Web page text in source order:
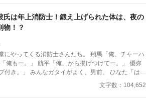
子』と呼んだのだ。 医療従事者と思われるボサボサ
転手の処置をして、月が文句を言う間もなく、救急
た。 最悪の出会いをし、二度と会いた
ンです。 本来の仕事内容
写があると思います。
氏は年上消防士！鍛え上げられた体は、夜の
物！？
てくる消防士さんたち。 翔馬「俺、チャーハ
がよく、男前。 ひなた「はー
てくださいねーっ。」 慌ただしい昼時を過ぎ
った後、私は行かなきゃいけない
文字数：104,652